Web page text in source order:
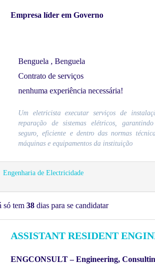
Empresa líder em Governo
Benguela , Benguela
Contrato de serviços
nenhuma experiência necessária!
Um eletricista executar serviços de
reparação de sistemas elétricos,
seguro, eficiente e dentro das normas
máquinas e equipamentos da instituição
Engenharia de Electricidade
só tem 38 dias para se candidatar
ASSISTANT RESIDENT
ENGCONSULT – Engineering,